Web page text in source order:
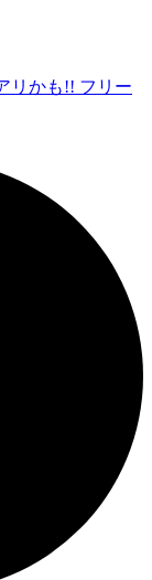
リかも!! フリー